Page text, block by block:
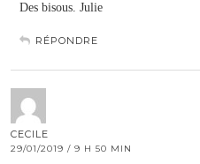
Des bisous. Julie
RÉPONDRE
CECILE
29/01/2019 / 9 H 50 MIN